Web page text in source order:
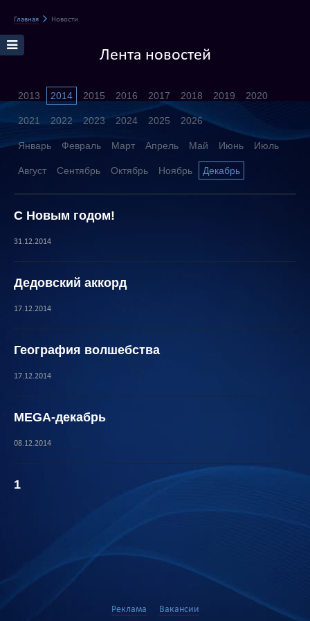
Главная Новости
Лента новостей
2013 2014 2015 2016 2017 2018 2019 2020
2021 2022 2023 2024 2025 2026
Январь Февраль Март Апрель Май Июнь Июль
Август Сентябрь Октябрь Ноябрь Декабрь
С Новым годом!
31.12.2014
Дедовский аккорд
17.12.2014
География волшебства
17.12.2014
MEGA-декабрь
08.12.2014
1
Реклама Вакансии